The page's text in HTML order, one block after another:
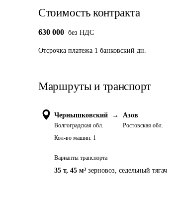
Стоимость контракта
630 000 без НДС
Отсрочка платежа 1 банковский дн.
Маршруты и транспорт
Чернышковский →
Волгоградская обл.
Азов
Ростовская обл.
Кол-во машин: 1
Варианты транспорта
35 т, 45 м³ зерновоз, седельный тягач